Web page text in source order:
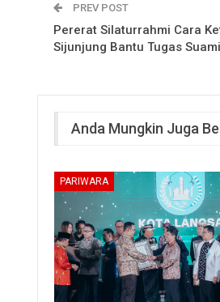
PREV POST
Pererat Silaturrahmi Cara
Sijunjung Bantu Tugas Suami
Anda Mungkin Juga
PARIWARA